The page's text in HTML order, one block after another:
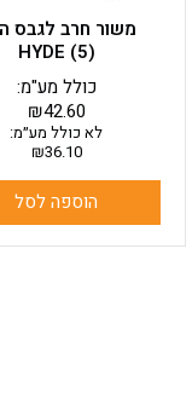
משור חרב לגבס
HYDE (5)
₪42.60
כולל מע"מ:
לא כולל מע״מ:
₪36.10
הוספה לסל